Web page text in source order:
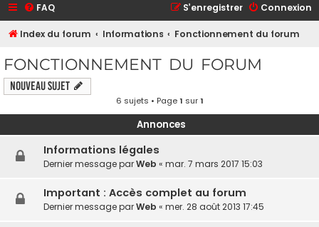
FAQ Connexion
S’enregistrer
Index du forum Informations Fonctionnement du forum
FONCTIONNEMENT DU FORUM
Nouveau sujet
6 sujets • Page1 sur1
Annonces
Informations légales
Dernier message parWeb « mar. 7 mars 2017 15:03
Important : Accès complet au forum
Dernier message parWeb « mer. 28 août 2013 17:45